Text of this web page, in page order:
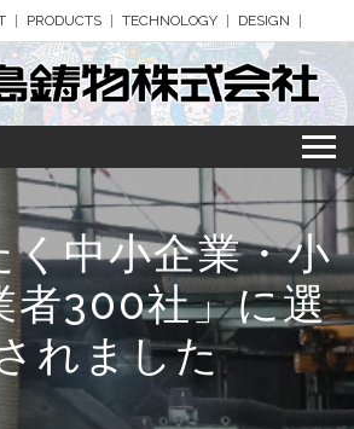
PRODUCTS TECHNOLOGY DESIGN
く中小企業・小
者300社」に選
れました